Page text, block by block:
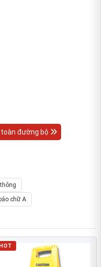
đường bộ
chữ A